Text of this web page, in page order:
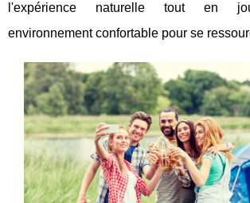
l'expérience naturelle tout en
environnement confortable pour se